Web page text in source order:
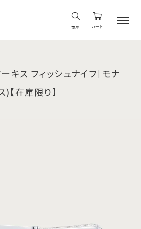
商品 カート
ス フィッシュナイフ［モナ
)【在庫限り】